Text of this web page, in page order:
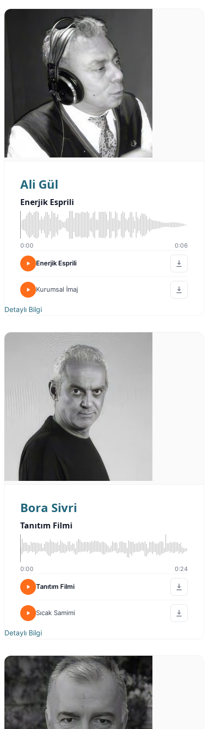
Ali Gül
Enerjik Esprili
0:00 0:06
Enerjik Esprili
Kurumsal İmaj
Detaylı Bilgi
Bora Sivri
Tanıtım Filmi
0:00 0:24
Tanıtım Filmi
Sıcak Samimi
Detaylı Bilgi